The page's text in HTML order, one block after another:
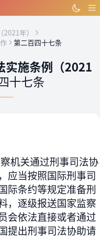
年）
第二百四十七条
实施条例（2021
十七条
机关通过刑事司法协
应当按照国际刑事司
际条约等规定准备刑
，逐级报送国家监察
会依法直接或者通过
提出刑事司法协助请